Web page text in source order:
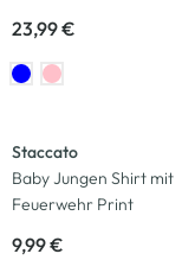
23,99 €
Staccato
Baby Jungen Shirt mit
Feuerwehr Print
9,99 €